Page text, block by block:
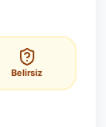
Belirsiz